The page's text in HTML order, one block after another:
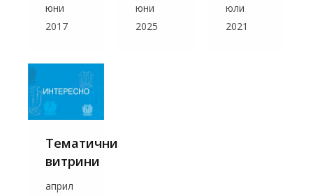
юни
2017
юни
2025
юли
2021
Тематични
витрини
април